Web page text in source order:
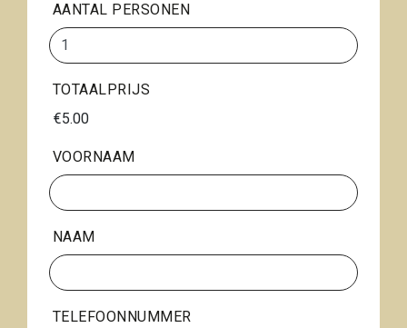
AANTAL PERSONEN
TOTAALPRIJS
€5.00
VOORNAAM
NAAM
TELEFOONNUMMER